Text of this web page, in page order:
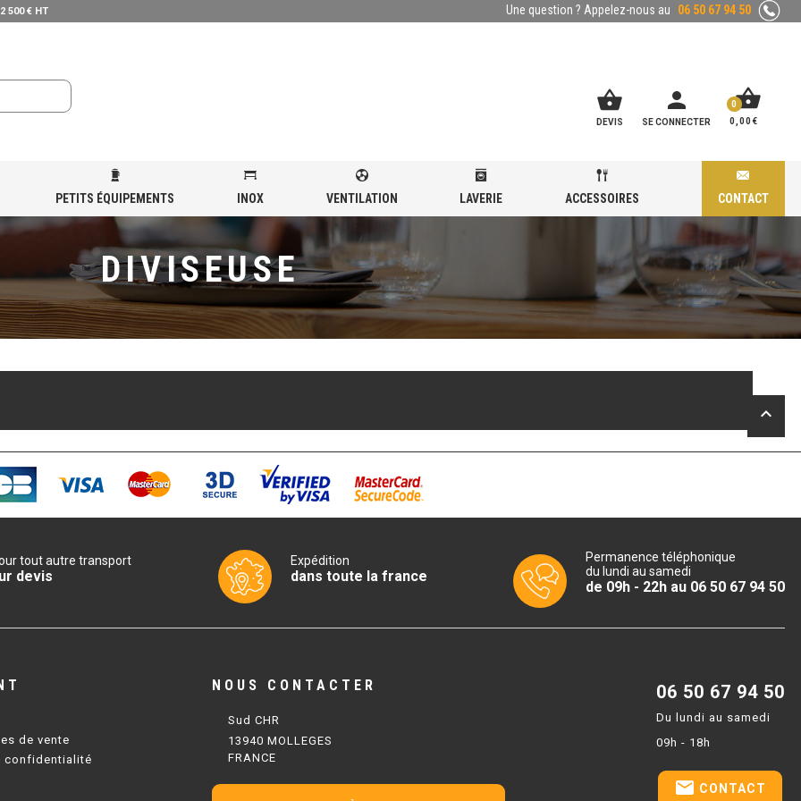
Une question ? Appelez-nous au 06 50 67 94 50
500 € HT
shopping_basket
DEVIS
person
SE CONNECTER
shopping_basket
0,00€
0
PETITS ÉQUIPEMENTS INOX VENTILATION LAVERIE ACCESSOIRES CONTACT
DIVISEUSE
keyboard_arrow_up
tout autre transport
devis
Expédition
dans toute la france
Permanence téléphonique
du lundi au samedi
de 09h - 22h au 06 50 67 94 50
de vente
confidentialité
NOUS CONTACTER
Sud CHR
13940 MOLLEGES
FRANCE
06 50 67 94 50
Du lundi au samedi
09h - 18h
email CONTACT